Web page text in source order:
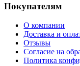
Покупателям
О компании
Доставка и
Отзывы
Согласие на
Политика